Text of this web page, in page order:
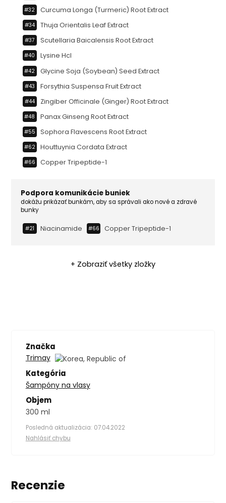
#32 Curcuma Longa (turmeric) Root Extract
#34 Thuja Orientalis Leaf Extract
#37 Scutellaria Baicalensis Root Extract
#40 Lysine Hcl
#42 Glycine Soja (soybean) Seed Extract
#43 Forsythia Suspensa Fruit Extract
#44 Zingiber Officinale (ginger) Root Extract
#48 Panax Ginseng Root Extract
#55 Sophora Flavescens Root Extract
#62 Houttuynia Cordata Extract
#66 Copper Tripeptide-1
Podpora komunikácie buniek
dokážu prikázať bunkám, aby sa správali ako nové a zdravé
bunky
#21 Niacinamide #66 Copper Tripeptide-1
+ Zobraziť všetky zložky
Značka
Trimay
Kategória
Šampóny na vlasy
Objem
300 ml
Posledná aktualizácia: 07.04.2022
Nahlásiť chybu
Recenzie